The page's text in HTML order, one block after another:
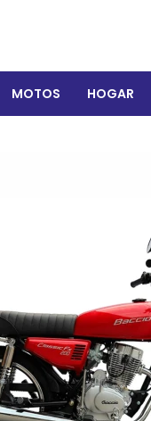
MOTOS HOGAR